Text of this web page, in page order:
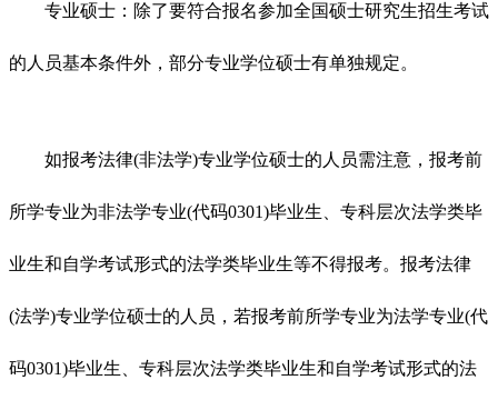
专业硕士：除了要符合报名参加全国硕士研究生招生考试
的人员基本条件外，部分专业学位硕士有单独规定。
如报考法律(非法学)专业学位硕士的人员需注意，报考前
所学专业为非法学专业(代码0301)毕业生、专科层次法学类毕
业生和自学考试形式的法学类毕业生等不得报考。报考法律
(法学)专业学位硕士的人员，若报考前所学专业为法学专业(代
码0301)毕业生、专科层次法学类毕业生和自学考试形式的法